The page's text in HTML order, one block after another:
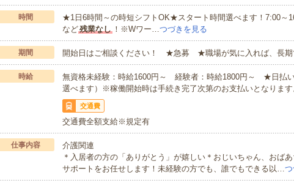
時間
★1日6時間～の時短シフトOK★スタート時間選べます！7:00～
など残業なし！※Wワー…つづきを見る
期間 開始日はご相談ください！ ★急募 ★職場が気に入れば、長期
時給
無資格未経験：時給1600円～ 経験者：時給1800円～ ★日払い
選べます）※稼働開始時は手続き完了次第のお支払いとなります
交通費
交通費全額支給※規定有
仕事内容
介護関連
＊入居者の方の「ありがとう」が嬉しい＊おじいちゃん、おば
サポートをお任せします！未経験の方でも、誰でもできる以…